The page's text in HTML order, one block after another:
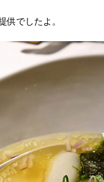
供でしたよ。